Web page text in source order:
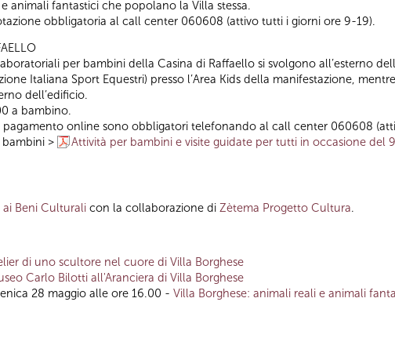
animali fantastici che popolano la Villa stessa.
obbligatoria al call center 060608 (attivo tutti i giorni ore 9-19).
per bambini della Casina di Raffaello si svolgono all’esterno
Italiana Sport Equestri) presso l’Area Kids della manifestazione,
dell’edificio.
a bambino.
online sono obbligatori telefonando al call center 060608
>
Attività per bambini e visite guidate per tutti in occasione del
Beni Culturali con la collaborazione di Zètema Progetto Cultura.
di uno scultore nel cuore di Villa Borghese
Carlo Bilotti all'Aranciera di Villa Borghese
28 maggio alle ore 16.00 - Villa Borghese: animali reali e animali